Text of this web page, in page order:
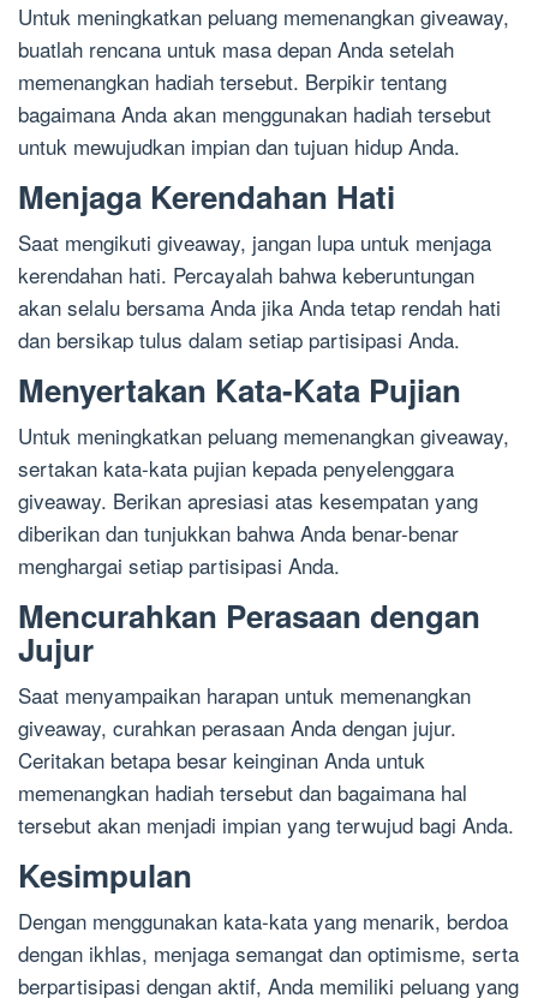
Untuk meningkatkan peluang memenangkan giveaway,
buatlah rencana untuk masa depan Anda setelah
memenangkan hadiah tersebut. Berpikir tentang
bagaimana Anda akan menggunakan hadiah tersebut
untuk mewujudkan impian dan tujuan hidup Anda.
Menjaga Kerendahan Hati
Saat mengikuti giveaway, jangan lupa untuk menjaga
kerendahan hati. Percayalah bahwa keberuntungan
akan selalu bersama Anda jika Anda tetap rendah hati
dan bersikap tulus dalam setiap partisipasi Anda.
Menyertakan Kata-Kata Pujian
Untuk meningkatkan peluang memenangkan giveaway,
sertakan kata-kata pujian kepada penyelenggara
giveaway. Berikan apresiasi atas kesempatan yang
diberikan dan tunjukkan bahwa Anda benar-benar
menghargai setiap partisipasi Anda.
Mencurahkan Perasaan dengan
Jujur
Saat menyampaikan harapan untuk memenangkan
giveaway, curahkan perasaan Anda dengan jujur.
Ceritakan betapa besar keinginan Anda untuk
memenangkan hadiah tersebut dan bagaimana hal
tersebut akan menjadi impian yang terwujud bagi Anda.
Kesimpulan
Dengan menggunakan kata-kata yang menarik, berdoa
dengan ikhlas, menjaga semangat dan optimisme, serta
berpartisipasi dengan aktif, Anda memiliki peluang yang